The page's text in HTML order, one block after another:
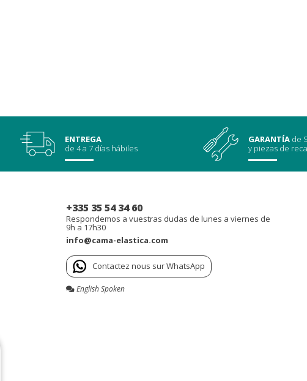
ENTREGA
de 4 a 7 días hábiles
GARANTÍA de
y piezas de
+335 35 54 34 60
Respondemos a vuestras dudas de lunes a viernes de
9h a 17h30
info@cama-elastica.com
Contactez nous sur WhatsApp
English Spoken